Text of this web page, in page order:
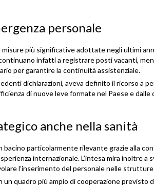
personale
misure più significative adottate negli ultimi
infatti a registrare posti vacanti,
per garantire la continuità assistenziale.
dichiarazioni, aveva definito il ricorso a
di nuove leve formate nel Paese e
anche nella sanità
bacino particolarmente rilevante grazie alla
internazionale. L’intesa mira inoltre
l’inserimento del personale nelle
quadro più ampio di cooperazione previsto